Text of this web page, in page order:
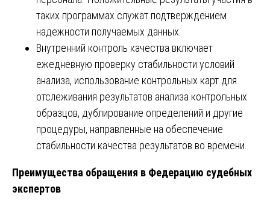
таких программах служат подтверждением
надежности получаемых данных.
Внутренний контроль качества включает
ежедневную проверку стабильности условий
анализа, использование контрольных карт для
отслеживания результатов анализа контрольных
образцов, дублирование определений и другие
процедуры, направленные на обеспечение
стабильности качества результатов во времени.
Преимущества обращения в Федерацию судебных
экспертов